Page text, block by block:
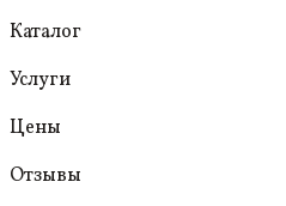
Каталог
Услуги
Цены
Отзывы